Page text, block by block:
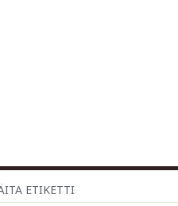
ETIKETTI